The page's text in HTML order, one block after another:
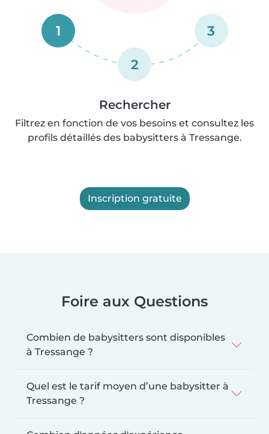
1
2
3
Rechercher
Filtrez en fonction de vos besoins et consultez les
profils détaillés des babysitters à Tressange.
Inscription gratuite
Foire aux Questions
Combien de babysitters sont disponibles
à Tressange ?
Quel est le tarif moyen d’une babysitter à
Tressange ?